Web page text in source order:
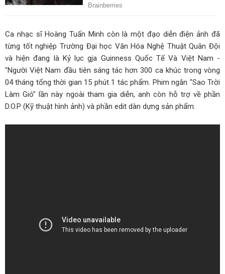
Ca nhạc sĩ Hoàng Tuấn Minh còn là một đạo diễn điện ảnh đã
từng tốt nghiệp Trường Đại học Văn Hóa Nghệ Thuật Quân Đội
và hiện đang là Kỷ lục gja Guinness Quốc Tế Và Việt Nam -
"Người Việt Nam đầu tiên sáng tác hơn 300 ca khúc trong vòng
04 tháng tổng thời gian 15 phút 1 tác phẩm. Phim ngắn "Sao Trời
Làm Gió" lần này ngoài tham gia diễn, anh còn hỗ trợ về phần
D.O.P (Kỹ thuật hình ảnh) và phần edit dàn dựng sản phẩm.